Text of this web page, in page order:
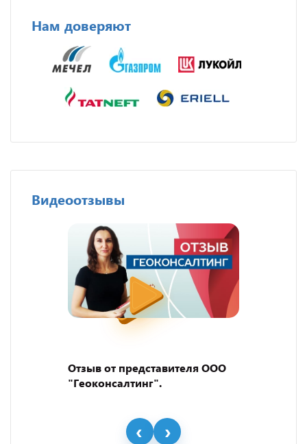
Нам доверяют
Видеоотзывы
Отзыв от представителя ООО
"Геоконсалтинг".